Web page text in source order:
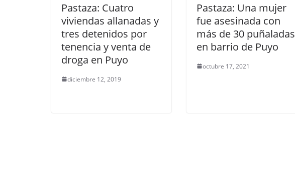
Pastaza: Cuatro
viviendas allanadas y
tres detenidos por
tenencia y venta de
droga en Puyo
diciembre 12, 2019
Pastaza: Una mujer
fue asesinada con
más de 30 puñaladas
en barrio de Puyo
octubre 17, 2021